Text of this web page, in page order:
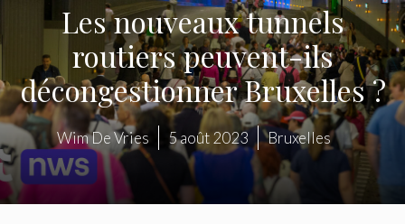
Les nouveaux tunnels
routiers peuvent-ils
décongestionner Bruxelles ?
Wim De Vries 5 août 2023 Bruxelles